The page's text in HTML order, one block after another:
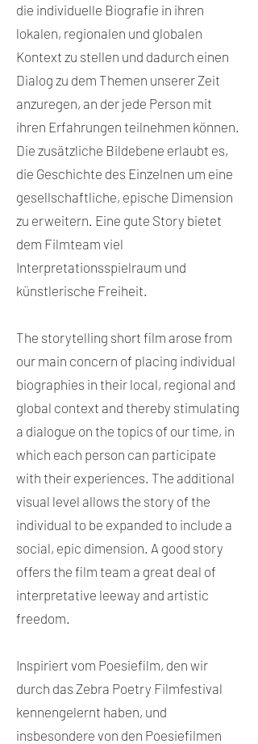
die individuelle Biografie in ihren
lokalen, regionalen und globalen
Kontext zu stellen und dadurch einen
Dialog zu dem Themen unserer Zeit
anzuregen, an der jede Person mit
ihren Erfahrungen teilnehmen können.
Die zusätzliche Bildebene erlaubt es,
die Geschichte des Einzelnen um eine
gesellschaftliche, epische Dimension
zu erweitern. Eine gute Story bietet
dem Filmteam viel
Interpretationsspielraum und
künstlerische Freiheit.
The storytelling short film arose from
our main concern of placing individual
biographies in their local, regional and
global context and thereby stimulating
a dialogue on the topics of our time, in
which each person can participate
with their experiences. The additional
visual level allows the story of the
individual to be expanded to include a
social, epic dimension. A good story
offers the film team a great deal of
interpretative leeway and artistic
freedom.
Inspiriert vom Poesiefilm, den wir
durch das Zebra Poetry Filmfestival
kennengelernt haben, und
insbesondere von den Poesiefilmen